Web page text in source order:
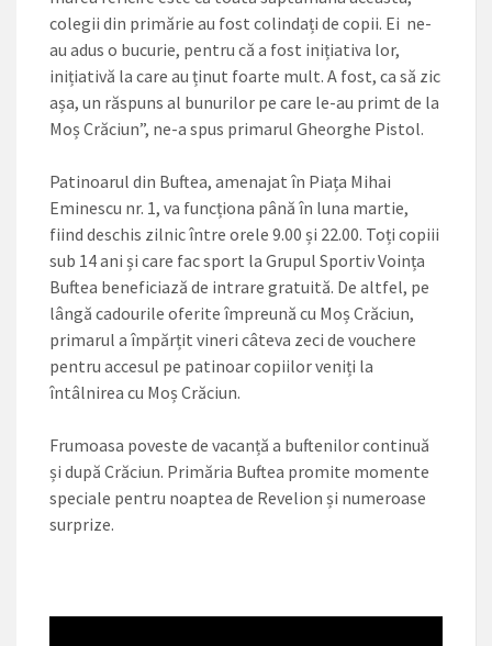
colegii din primărie au fost colindați de copii. Ei ne-
au adus o bucurie, pentru că a fost inițiativa lor,
inițiativă la care au ținut foarte mult. A fost, ca să zic
așa, un răspuns al bunurilor pe care le-au primt de la
Moș Crăciun”, ne-a spus primarul Gheorghe Pistol.
Patinoarul din Buftea, amenajat în Piața Mihai
Eminescu nr. 1, va funcționa până în luna martie,
fiind deschis zilnic între orele 9.00 și 22.00. Toți copiii
sub 14 ani și care fac sport la Grupul Sportiv Voința
Buftea beneficiază de intrare gratuită. De altfel, pe
lângă cadourile oferite împreună cu Moș Crăciun,
primarul a împărțit vineri câteva zeci de vouchere
pentru accesul pe patinoar copiilor veniți la
întâlnirea cu Moș Crăciun.
Frumoasa poveste de vacanță a buftenilor continuă
și după Crăciun. Primăria Buftea promite momente
speciale pentru noaptea de Revelion și numeroase
surprize.